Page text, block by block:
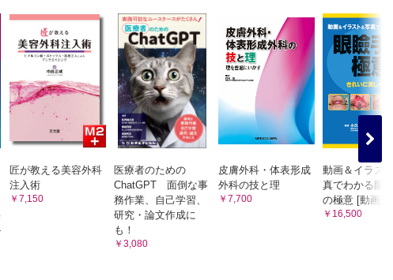
匠が教える美容外科
注入術
￥7,150
医療者のための
ChatGPT 面倒な事
務作業、自己学習、
研究・論文作成に
も！
￥3,080
皮膚外科・体表形成
外科の技と理
￥7,700
動画＆イラス
真でわかる眼
の極意 [動画付
￥16,500